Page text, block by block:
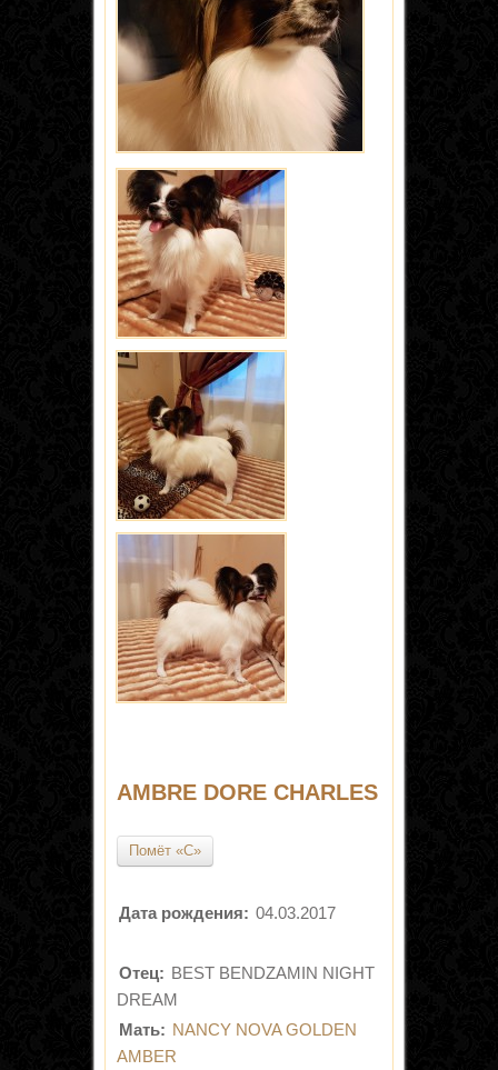
AMBRE DORE CHARLES
Помёт «C»
Дата рождения: 04.03.2017
Отец: BEST BENDZAMIN NIGHT
DREAM
Мать: NANCY NOVA GOLDEN
AMBER